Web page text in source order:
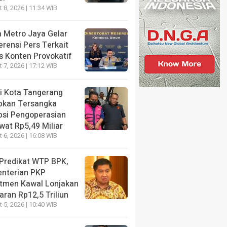
Dicari Penyidik, Wamen Imipas Silmy Karim
KPK Pasca OTT Imigrasi Jakbar
ago
Haru Nadiem Makarim di
Pleidoi Kasus
Pilih Pakai Jaket
ketimbang Rompi Tahanan
ago
8, 2026 | 11:34 WIB
Metro Jaya Gelar
Pers Terkait
Konten Provokatif
7, 2026 | 17:12 WIB
Kota Tangerang
Tersangka
Pengoperasian
Rp5,49 Miliar
6, 2026 | 16:08 WIB
WTP BPK,
PKP
Kawal Lonjakan
Rp12,5 Triliun
5, 2026 | 10:40 WIB